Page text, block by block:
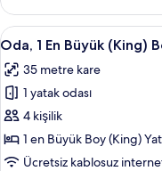
fotoğrafları
görün
Büyük
(King)
Boy
Deniz
Manzaralı
daha
fazla
detay
Oda,
1
En
Büyük
(King)
Boy
Yatak
6
Oda, 1 En Büyük (King)
35 metre kare
1 yatak odası
4 kişilik
1 en Büyük Boy (King)
Ücretsiz kablosuz